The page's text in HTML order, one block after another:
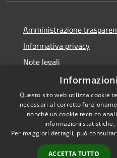
Amministrazione
Informativa privacy
Note legali
Dichiarazione di accessibilità
RSS
Accessibilità
Questo sito web utilizza cookie
necessari al corretto
nonché un cookie tecnico
informazioni
Per maggiori dettagli, può
ACCETTA TUTTO